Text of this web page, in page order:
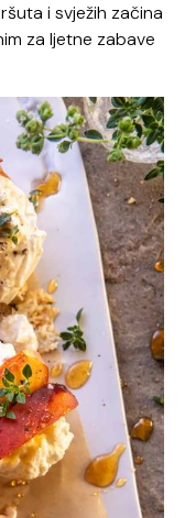
i svježih začina
za ljetne zabave